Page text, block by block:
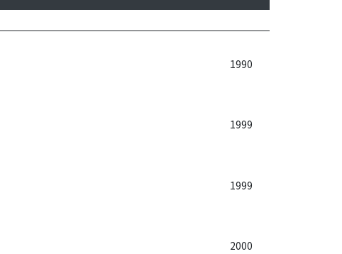
1990
1999
1999
2000